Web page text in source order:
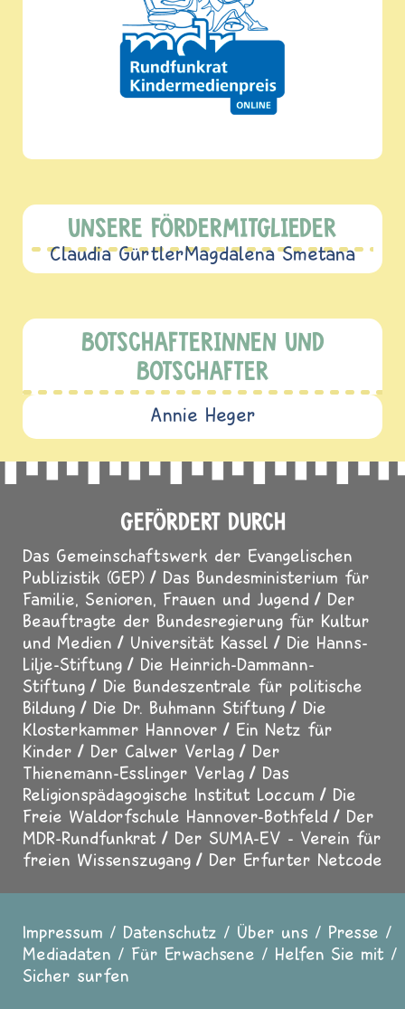
UNSERE FÖRDERMITGLIEDER
Claudia GürtlerMagdalena Smetana
BOTSCHAFTERINNEN UND
BOTSCHAFTER
Annie Heger
GEFÖRDERT DURCH
Das Gemeinschaftswerk der Evangelischen
Publizistik (GEP)
Das Bundesministerium für
Familie, Senioren, Frauen und Jugend
Der
Beauftragte der Bundesregierung für Kultur
und Medien
Universität Kassel
Die Hanns-
Lilje-Stiftung
Die Heinrich-Dammann-
Stiftung
Die Bundeszentrale für politische
Bildung
Die Dr. Buhmann Stiftung
Die
Klosterkammer Hannover
Ein Netz für
Kinder
Der Calwer Verlag
Der
Thienemann-Esslinger Verlag
Das
Religionspädagogische Institut Loccum
Die
Freie Waldorfschule Hannover-Bothfeld
Der
MDR-Rundfunkrat
Der SUMA-EV - Verein für
freien Wissenszugang
Der Erfurter Netcode
Fußzeile
Impressum Datenschutz Über uns
Presse
Mediadaten
Für Erwachsene
Helfen Sie mit
Sicher surfen